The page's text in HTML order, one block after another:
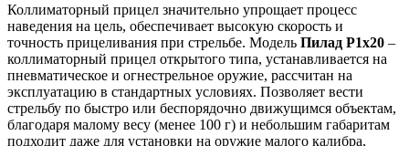
Коллиматорный прицел значительно упрощает процесс
наведения на цель, обеспечивает высокую скорость и
точность прицеливания при стрельбе. Модель Пилад P1x20 –
коллиматорный прицел открытого типа, устанавливается на
пневматическое и огнестрельное оружие, рассчитан на
эксплуатацию в стандартных условиях. Позволяет вести
стрельбу по быстро или беспорядочно движущимся объектам,
благодаря малому весу (менее 100 г) и небольшим габаритам
подходит даже для установки на оружие малого калибра,